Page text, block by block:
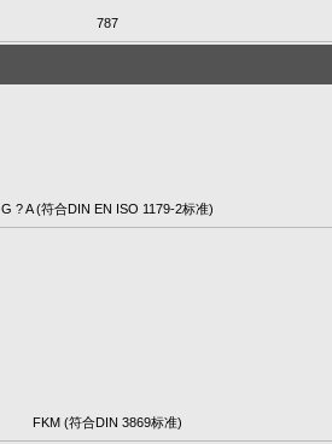
787
G ? A (符合DIN EN ISO 1179-2标准)
FKM (符合DIN 3869标准)